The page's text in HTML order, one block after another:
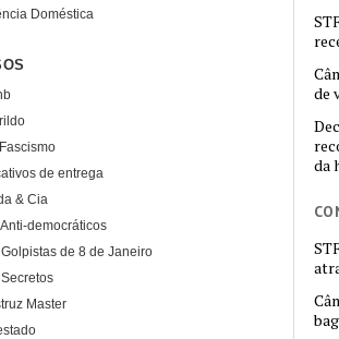
de
da
Doméstica
de entrega
& Cia
democráticos
de 8 de Janeiro
Master